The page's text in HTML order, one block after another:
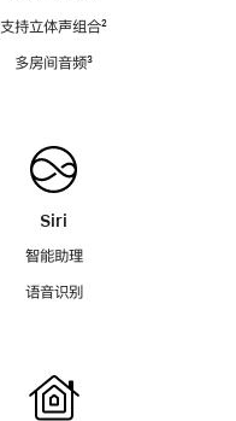
支持立体声组合脚
²
多房间音频脚
³
Siri
智能助理
语音识别